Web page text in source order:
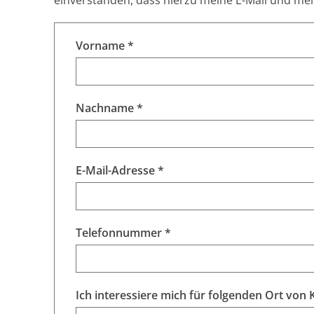
Vorname *
Nachname *
E-Mail-Adresse *
Telefonnummer *